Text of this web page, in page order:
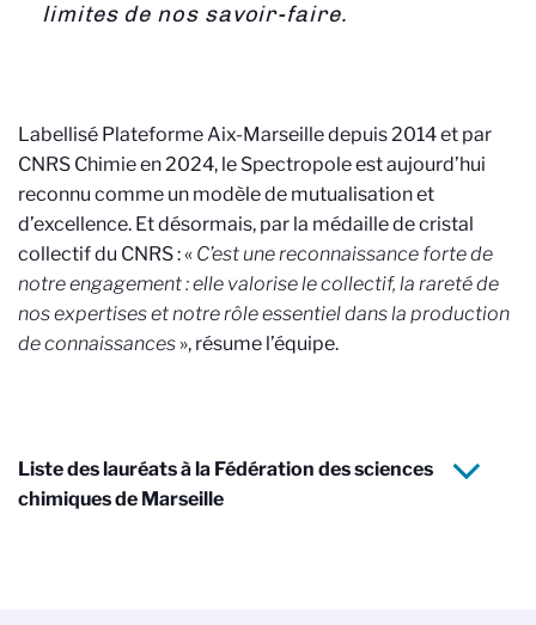
limites de nos savoir-faire.
Labellisé Plateforme Aix-Marseille depuis 2014 et par
CNRS Chimie en 2024, le Spectropole est aujourd’hui
reconnu comme un modèle de mutualisation et
d’excellence. Et désormais, par la médaille de cristal
collectif du CNRS : « C’est une reconnaissance forte de
notre engagement : elle valorise le collectif, la rareté de
nos expertises et notre rôle essentiel dans la production
de connaissances », résume l’équipe.
Liste des lauréats à la Fédération des sciences
chimiques de Marseille